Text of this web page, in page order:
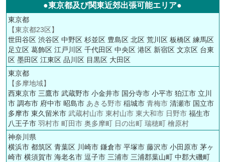
●東京都及び関東近郊出張可能エリア●
東京都
【東京都23区】
世田谷区 渋谷区 中野区 杉並区 豊島区 北区 荒川区 板橋区 練馬区
足立区 葛飾区 江戸川区 千代田区 中央区 港区 新宿区 文京区 台東
区 墨田区 江東区 品川区 目黒区 大田区
東京都
【多摩地域】
西東京市 三鷹市 武蔵野市 小金井市 国分寺市 小平市 狛江市 立川
市 調布市 府中市 昭島市あきる野市 稲城市青梅市 清瀬市 国立市
多摩市 東久留米市武蔵村山市 東村山市 東大和市 日野市 福生市
八王子市羽村市 町田市 奥多摩町 日の出町 瑞穂町 檜原村
神奈川県
横浜市 都筑区 青葉区 川崎市 鎌倉市 平塚市 藤沢市 小田原市 茅ヶ
崎市 横須賀市 海老名市 逗子市 三浦市 三浦郡葉山町 中郡大磯町